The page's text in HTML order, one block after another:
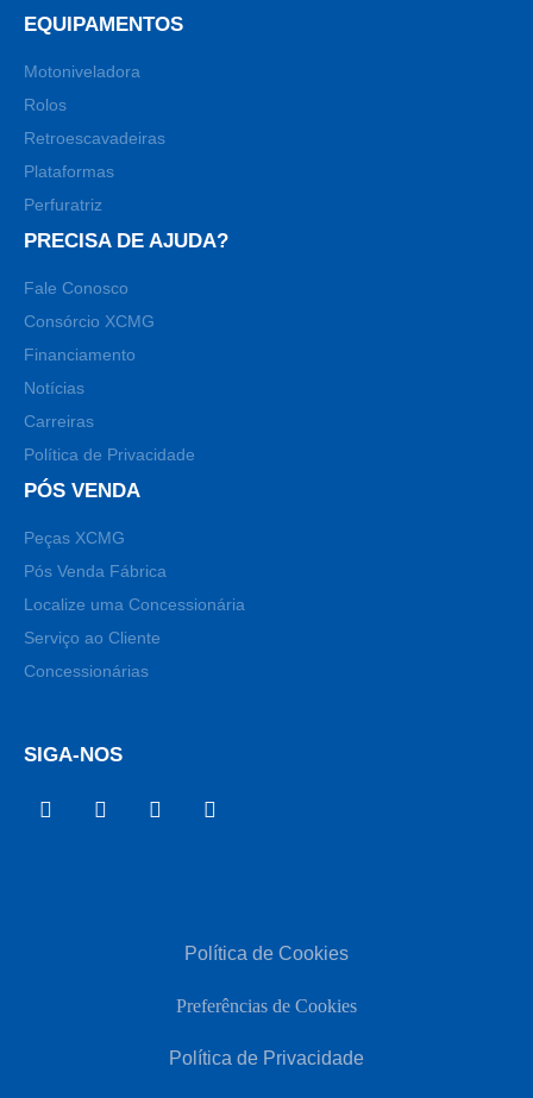
EQUIPAMENTOS
Motoniveladora
Rolos
Retroescavadeiras
Plataformas
Perfuratriz
PRECISA DE AJUDA?
Fale Conosco
Consórcio XCMG
Financiamento
Notícias
Carreiras
Política de Privacidade
PÓS VENDA
Peças XCMG
Pós Venda Fábrica
Localize uma Concessionária
Serviço ao Cliente
Concessionárias
SIGA-NOS
Política de Cookies
Preferências de Cookies
Política de Privacidade